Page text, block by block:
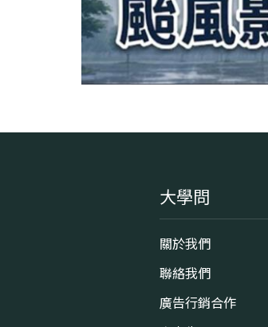
大學問
關於我們
聯絡我們
廣告行銷合作